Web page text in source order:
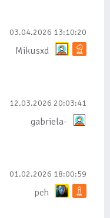
03.04.2026 13:10:20
Mikusxd
12.03.2026 20:03:41
gabriela-
01.02.2026 18:00:59
pch